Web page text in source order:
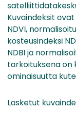
Kuvaindeksit
NDVI,
kosteusindeksi
NDBI ja
tarkoituksena on
ominaisuutta
Lasketut